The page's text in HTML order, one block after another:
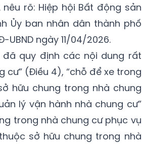
nêu rõ: Hiệp hội Bất động sản
Ủy ban nhân dân thành phố
ngày 11/04/2026.
đã quy định các nội dung rất
cư” (Điều 4), “chỗ để xe trong
hữu chung trong nhà chung
lý vận hành nhà chung cư”
trong nhà chung cư phục vụ
sở hữu chung trong nhà